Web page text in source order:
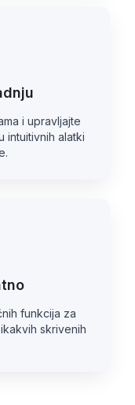
i upravljajte
intuitivnih alatki
funkcija za
skrivenih